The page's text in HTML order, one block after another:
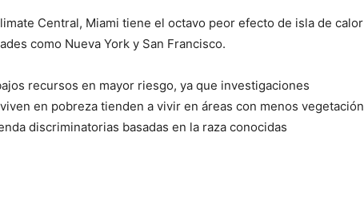
Central, Miami tiene el octavo peor efecto de isla de calor
como Nueva York y San Francisco.
recursos en mayor riesgo, ya que investigaciones
en pobreza tienden a vivir en áreas con menos vegetación
discriminatorias basadas en la raza conocidas